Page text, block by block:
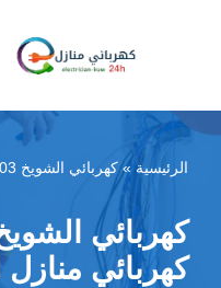
المحتوى
الرئيسية»كهربائي الشويخ 50673003 – كهربائي منازل الشويخ
كهربائي